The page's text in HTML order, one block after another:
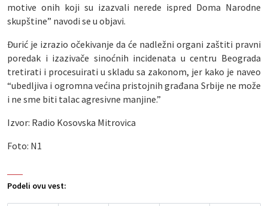
Podeli ovu vest:
motive onih koji su izazvali nerede ispred Doma Narodne
skupštine” navodi se u objavi.
Đurić je izrazio očekivanje da će nadležni organi zaštiti pravni
poredak i izazivače sinoćnih incidenata u centru Beograda
tretirati i procesuirati u skladu sa zakonom, jer kako je naveo
“ubedljiva i ogromna većina pristojnih građana Srbije ne može
i ne sme biti talac agresivne manjine.”
Izvor: Radio Kosovska Mitrovica
Foto: N1